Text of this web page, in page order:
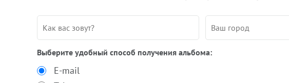
Выберите удобный способ получения альбома:
E-mail